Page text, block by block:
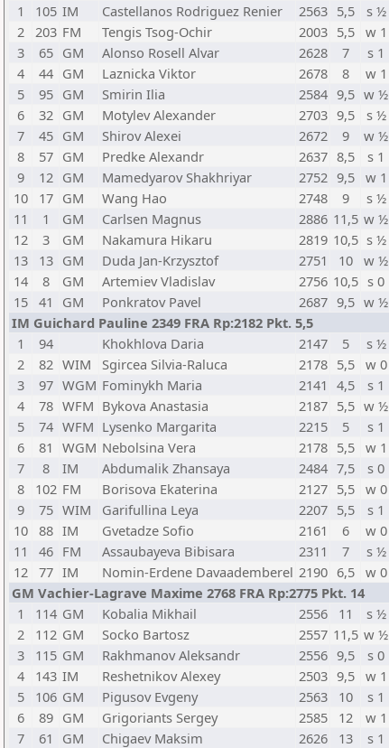
1
105 IM Castellanos Rodriguez Renier 2563 5,5
s ½
2 203 FM Tengis Tsog-Ochir 2003 5,5 w 1
3
65 GM Alonso Rosell Alvar 2628 7
s 1
4
44 GM Laznicka Viktor 2678 8
w 1
5
95 GM Smirin Ilia 2584 9,5 w ½
6
32 GM Motylev Alexander 2703 9,5
s ½
7
45 GM Shirov Alexei 2672 9
w ½
8
57 GM Predke Alexandr 2637 8,5
s 1
9
12 GM Mamedyarov Shakhriyar 2752 9,5 w 1
10
17 GM Wang Hao 2748 9
s ½
11
1 GM Carlsen Magnus 2886 11,5 w ½
12
3 GM Nakamura Hikaru 2819 10,5 s ½
13
13 GM Duda Jan-Krzysztof 2751 10 w ½
14
8 GM Artemiev Vladislav 2756 10,5 s 0
15 41 GM Ponkratov Pavel 2687 9,5 w ½
IM Guichard Pauline 2349 FRA Rp:2182 Pkt. 5,5
1
94 Khokhlova Daria 2147 5
s ½
2
82 WIM Sgircea Silvia-Raluca 2178 5,5 w 0
3
97 WGM Fominykh Maria 2141 4,5
s 1
4
78 WFM Bykova Anastasia 2187 5,5 w ½
5
74 WFM Lysenko Margarita 2215 5
s 1
6
81 WGM Nebolsina Vera 2178 5,5 w 1
7
8 IM Abdumalik Zhansaya 2484 7,5
s 0
8
102 FM Borisova Ekaterina 2127 5,5 w 0
9
75 WIM Garifullina Leya 2207 5,5
s 1
10 88 IM Gvetadze Sofio 2161 6
w 0
11
46 FM Assaubayeva Bibisara 2311 7
s ½
12 77 IM Nomin-Erdene Davaademberel 2190 6,5 w 0
GM Vachier-Lagrave Maxime 2768 FRA Rp:2775 Pkt. 14
1
114 GM Kobalia Mikhail 2556 11
s ½
2
112 GM Socko Bartosz 2557 11,5 w ½
3
115 GM Rakhmanov Aleksandr 2556 9,5
s 0
4
143 IM Reshetnikov Alexey 2503 9,5 w 1
5
106 GM Pigusov Evgeny 2563 10
s 1
6
89 GM Grigoriants Sergey 2585 12
w 1
7
61 GM Chigaev Maksim 2626 13
s 1